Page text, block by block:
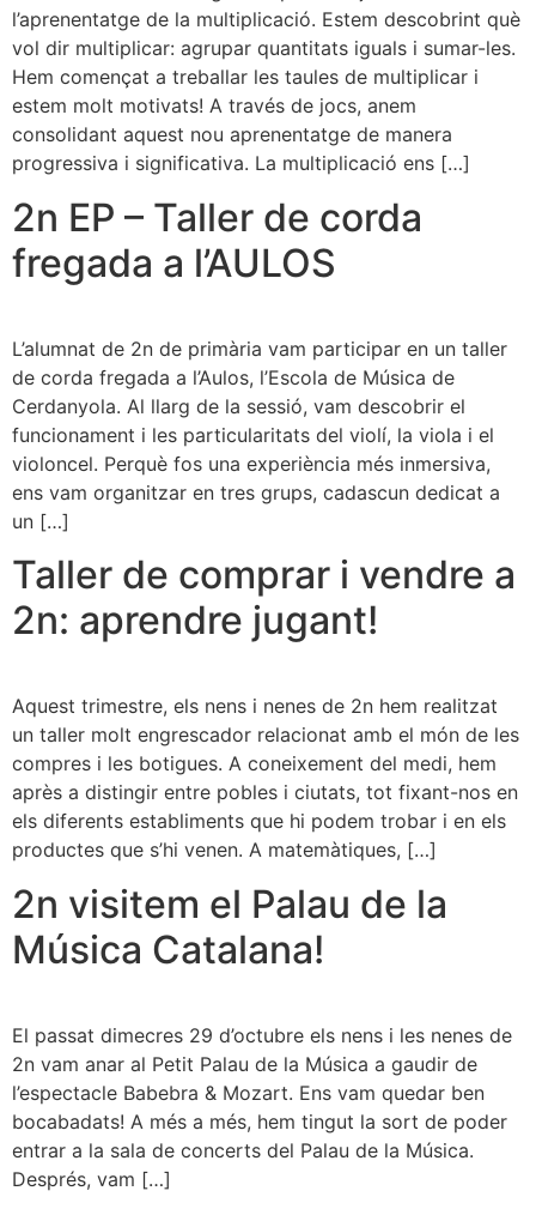
l’aprenentatge de la multiplicació. Estem descobrint què
vol dir multiplicar: agrupar quantitats iguals i sumar-les.
Hem començat a treballar les taules de multiplicar i
estem molt motivats! A través de jocs, anem
consolidant aquest nou aprenentatge de manera
progressiva i significativa. La multiplicació ens […]
2n EP – Taller de corda
fregada a l’AULOS
L’alumnat de 2n de primària vam participar en un taller
de corda fregada a l’Aulos, l’Escola de Música de
Cerdanyola. Al llarg de la sessió, vam descobrir el
funcionament i les particularitats del violí, la viola i el
violoncel. Perquè fos una experiència més inmersiva,
ens vam organitzar en tres grups, cadascun dedicat a
un […]
Taller de comprar i vendre a
2n: aprendre jugant!
Aquest trimestre, els nens i nenes de 2n hem realitzat
un taller molt engrescador relacionat amb el món de les
compres i les botigues. A coneixement del medi, hem
après a distingir entre pobles i ciutats, tot fixant-nos en
els diferents establiments que hi podem trobar i en els
productes que s’hi venen. A matemàtiques, […]
2n visitem el Palau de la
Música Catalana!
El passat dimecres 29 d’octubre els nens i les nenes de
2n vam anar al Petit Palau de la Música a gaudir de
l’espectacle Babebra & Mozart. Ens vam quedar ben
bocabadats! A més a més, hem tingut la sort de poder
entrar a la sala de concerts del Palau de la Música.
Després, vam […]